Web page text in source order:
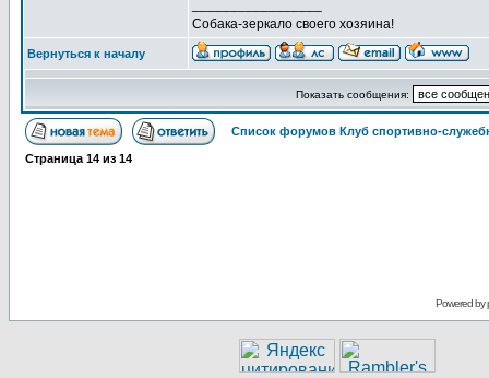
Собака-зеркало своего хозяина!
Вернуться к началу
Показать сообщения:
Список форумов Клуб спортивно-
Страница 14 из 14
Powered by